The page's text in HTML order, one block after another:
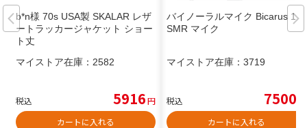
b*n様 70s USA製 SKALAR レザ
ートラッカージャケット ショー
ト丈
マイストア在庫： 2582
税込 5916円
カートに入れる
バイノーラルマイク Bicarus 1 A
SMR マイク
マイストア在庫： 3719
税込 7500
カートに入れる